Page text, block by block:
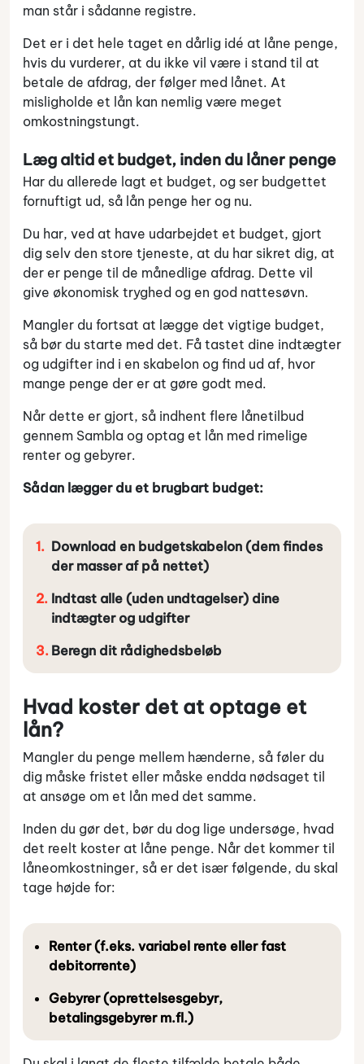
man står i sådanne registre.
Det er i det hele taget en dårlig idé at låne penge,
hvis du vurderer, at du ikke vil være i stand til at
betale de afdrag, der følger med lånet. At
misligholde et lån kan nemlig være meget
omkostningstungt.
Læg altid et budget, inden du låner penge
Har du allerede lagt et budget, og ser budgettet
fornuftigt ud, så lån penge her og nu.
Du har, ved at have udarbejdet et budget, gjort
dig selv den store tjeneste, at du har sikret dig, at
der er penge til de månedlige afdrag. Dette vil
give økonomisk tryghed og en god nattesøvn.
Mangler du fortsat at lægge det vigtige budget,
så bør du starte med det. Få tastet dine indtægter
og udgifter ind i en skabelon og find ud af, hvor
mange penge der er at gøre godt med.
Når dette er gjort, så indhent flere lånetilbud
gennem Sambla og optag et lån med rimelige
renter og gebyrer.
Sådan lægger du et brugbart budget:
Download en budgetskabelon (dem findes
der masser af på nettet)
Indtast alle (uden undtagelser) dine
indtægter og udgifter
Beregn dit rådighedsbeløb
Hvad koster det at optage et
lån?
Mangler du penge mellem hænderne, så føler du
dig måske fristet eller måske endda nødsaget til
at ansøge om et lån med det samme.
Inden du gør det, bør du dog lige undersøge, hvad
det reelt koster at låne penge. Når det kommer til
låneomkostninger, så er det især følgende, du skal
tage højde for:
Renter (f.eks. variabel rente eller fast
debitorrente)
Gebyrer (oprettelsesgebyr,
betalingsgebyrer m.fl.)